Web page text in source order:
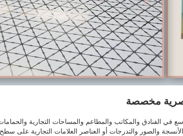
مخصصة
في الفنادق والمكاتب والمطاعم والمساحات التجارية
والصور والتدرجات أو العناصر العلامات التجارية على